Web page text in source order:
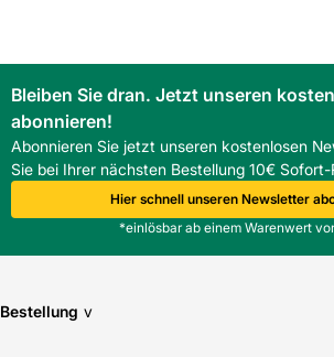
Ja, er ist auf dieses Maß ausgelegt und
entsprechenden Fenstern.
Welche Vorteile bietet die
Die Aluminiumkonstruktion bietet geringes
Stabilität und einfache Verarbeitung, was
erleichtert.
Gibt es Besonderheiten bei der Pflege?
witterungsbeständig und pflegeleicht.
Bleiben Sie dran. Jetzt unseren
abonnieren!
Abonnieren Sie jetzt unseren kostenlosen
Sie bei Ihrer nächsten Bestellung 10€
Hier schnell unseren Newsletter
*einlösbar ab einem Warenwert
Bestellung v